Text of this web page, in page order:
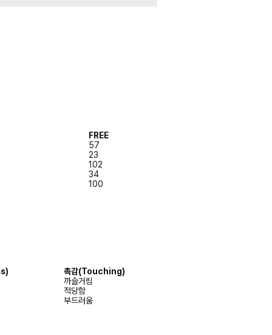
FREE
57
23
102
34
100
촉감(Touching)
까슬거림
적당함
부드러움